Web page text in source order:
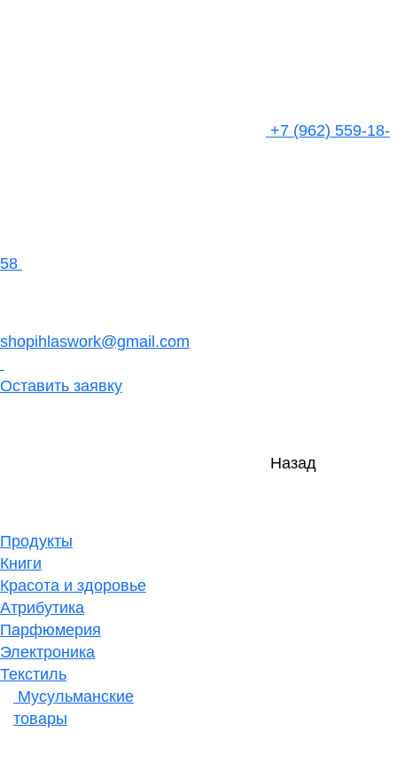
+7 (962) 559-18-
58
shopihlaswork@gmail.com
Оставить заявку
Назад
Продукты
Книги
Красота и здоровье
Атрибутика
Парфюмерия
Электроника
Текстиль
Мусульманские
товары